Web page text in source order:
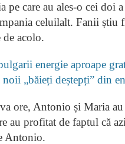
pe care au ales-o cei doi
celuilalt. Fanii știu
de acolo.
energie aproape
„băieți deștepți” din
ore, Antonio și Maria
au profitat de faptul că
Antonio.